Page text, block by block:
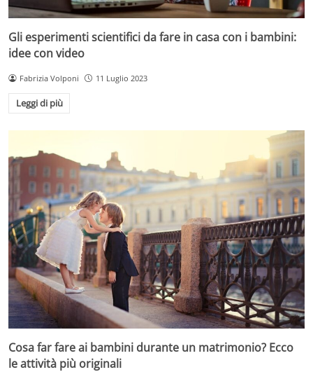
Gli esperimenti scientifici da fare in casa con i bambini:
idee con video
Fabrizia Volponi 11 Luglio 2023
Leggi di più
Cosa far fare ai bambini durante un matrimonio? Ecco
le attività più originali